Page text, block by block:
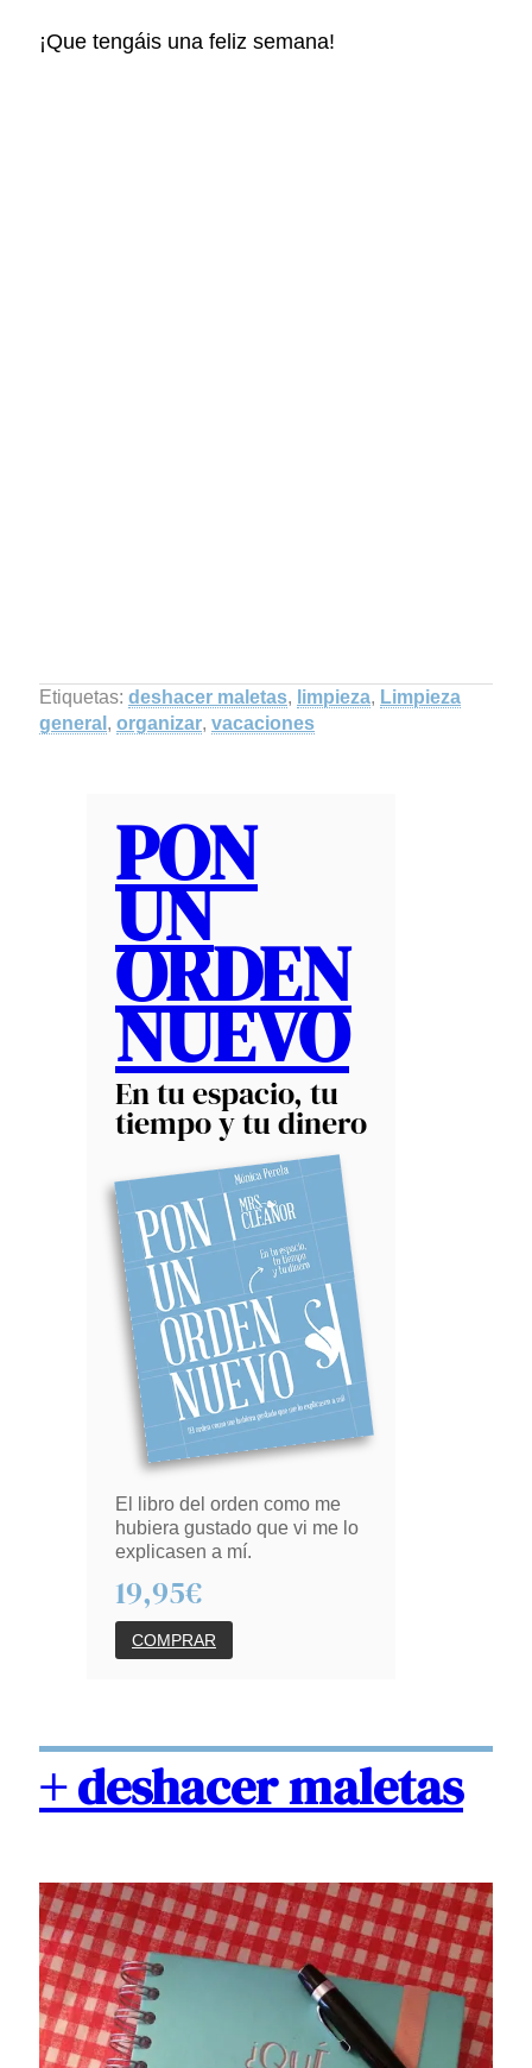
¡Que tengáis una feliz semana!
Etiquetas: deshacer maletas, limpieza, Limpieza
general , organizar, vacaciones
PON
UN
ORDEN
NUEVO
En tu espacio, tu
tiempo y tu dinero
El libro del orden como me
hubiera gustado que vi me lo
explicasen a mí.
19,95€
COMPRAR
+ deshacer maletas